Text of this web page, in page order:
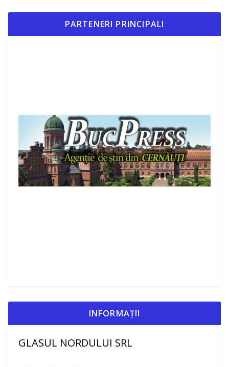
PARTENERI PRINCIPALI
INFORMAȚII
GLASUL NORDULUI SRL